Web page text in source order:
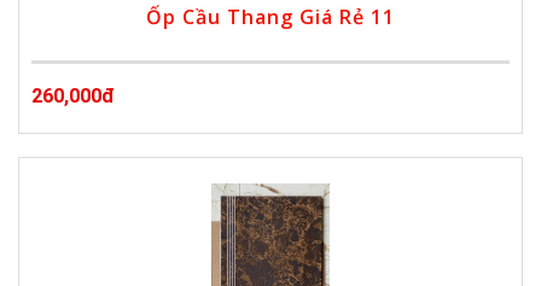
Ốp Cầu Thang Giá Rẻ 11
260,000đ